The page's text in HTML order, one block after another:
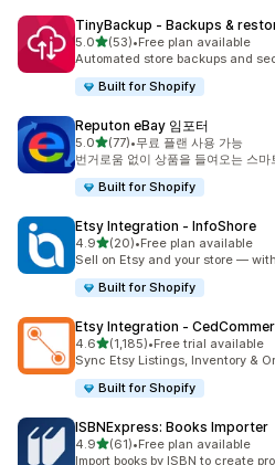
TinyBackup ‑ Backups &
5.0별 5개 중
(53)
총 리뷰 53개
•Free plan available
Automated store backups and
Built for Shopify
Reputon eBay 임포터
5.0별 5개 중
(77)
총 리뷰 77개
•무료 플랜 사용 가능
번거로움 없이 상품을 들여오는 스
Built for Shopify
Etsy Integration ‑ InfoShore
4.9별 5개 중
(20)
총 리뷰 20개
•Free plan available
Sell on Etsy and your store —
Built for Shopify
Etsy Integration ‑
4.6별 5개 중
(1,185)
총 리뷰 1185개
•Free trial available
Sync Etsy Listings, Inventory &
Built for Shopify
ISBNExpress: Books Importer
4.9별 5개 중
(61)
총 리뷰 61개
•Free plan available
Import books by ISBN to create